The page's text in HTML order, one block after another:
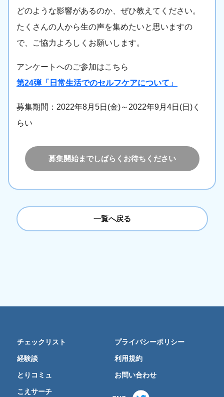
どのような影響があるのか、ぜひ教えてください。
たくさんの人から生の声を集めたいと思いますの
で、ご協力よろしくお願いします。
アンケートへのご参加はこちら
第24弾「日常生活でのセルフケアについて」
募集期間：2022年8月5日(金)～2022年9月4日(日)く
らい
募集開始までしばらくお待ちください
一覧へ戻る
チェックリスト
経験談
とりコミュ
こえサーチ
プライバシーポリシー
利用規約
お問い合わせ